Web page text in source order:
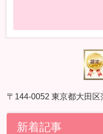
〒144-0052 東京都大田
新着記事